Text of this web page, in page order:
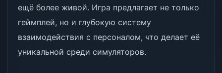
ещё более живой. Игра предлагает не только
геймплей, но и глубокую систему
взаимодействия с персоналом, что делает её
уникальной среди симуляторов.